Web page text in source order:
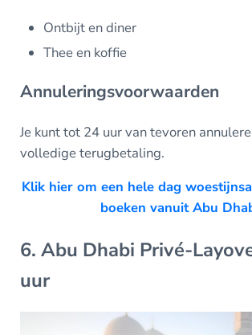
Ontbijt en diner
Thee en koffie
Annuleringsvoorwaarden
Je kunt tot 24 uur van tevoren
volledige terugbetaling.
Klik hier om een hele dag
boeken vanuit Abu
6. Abu Dhabi Privé-
uur